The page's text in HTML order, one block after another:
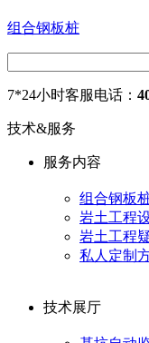
组合钢板桩
7*24小时客服电话：
技术&服务
服务内容
组合钢板
岩土工程
岩土工程
私人定制
技术展厅